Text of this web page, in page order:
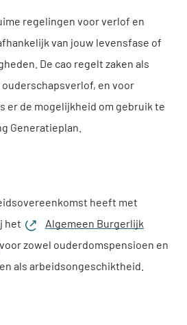
regelingen voor verlof en
van jouw levensfase of
De cao regelt zaken als
en voor
er de mogelijkheid om gebruik te
Generatieplan.
heeft met
het
Algemeen Burgerlijk
zowel ouderdomspensioen en
als arbeidsongeschiktheid.